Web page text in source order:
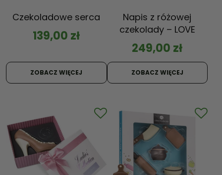
Czekoladowe serca
139,00 zł
ZOBACZ WIĘCEJ
Napis z różowej
czekolady – LOVE
249,00 zł
ZOBACZ WIĘCEJ